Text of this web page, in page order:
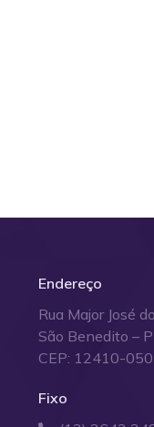
Endereço
Rua Major José
São Benedito –
CEP: 12410-050
Fixo